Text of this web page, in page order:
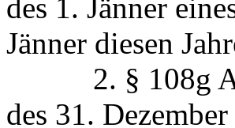
des 1. Jänner
Jänner diesen
2. § 108g Abs.
des 31.